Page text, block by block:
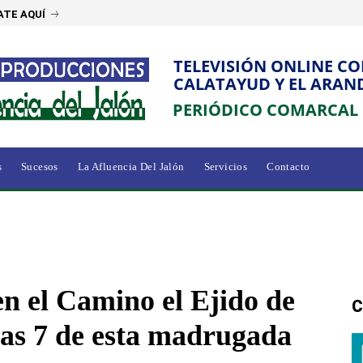
AQUÍ
TELEVISIÓN ONLINE
CALATAYUD Y EL
PERIÓDICO
Sucesos La Afluencia Del Jalón Servicios Contacto
el Camino el Ejido de
7 de esta madrugada